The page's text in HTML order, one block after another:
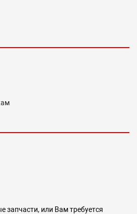
запчасти, или Вам требуется